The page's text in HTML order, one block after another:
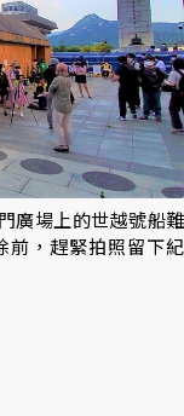
廣場上的世越號船難
前，趕緊拍照留下紀